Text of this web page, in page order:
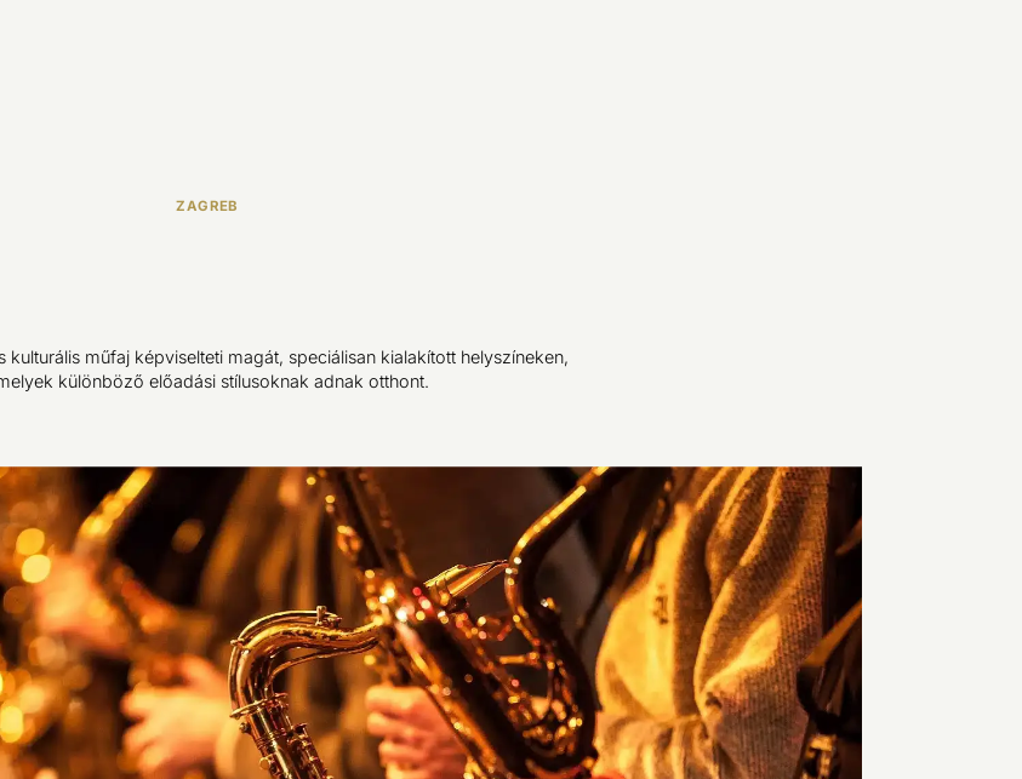
ZAGREB
kulturális műfaj képviselteti magát, speciálisan kialakított helyszíneken,
különböző előadási stílusoknak adnak otthont.